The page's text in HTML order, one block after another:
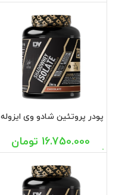
پودر پروتئین شادو وی ایزوله
2000 گرم16.750.000 تومان